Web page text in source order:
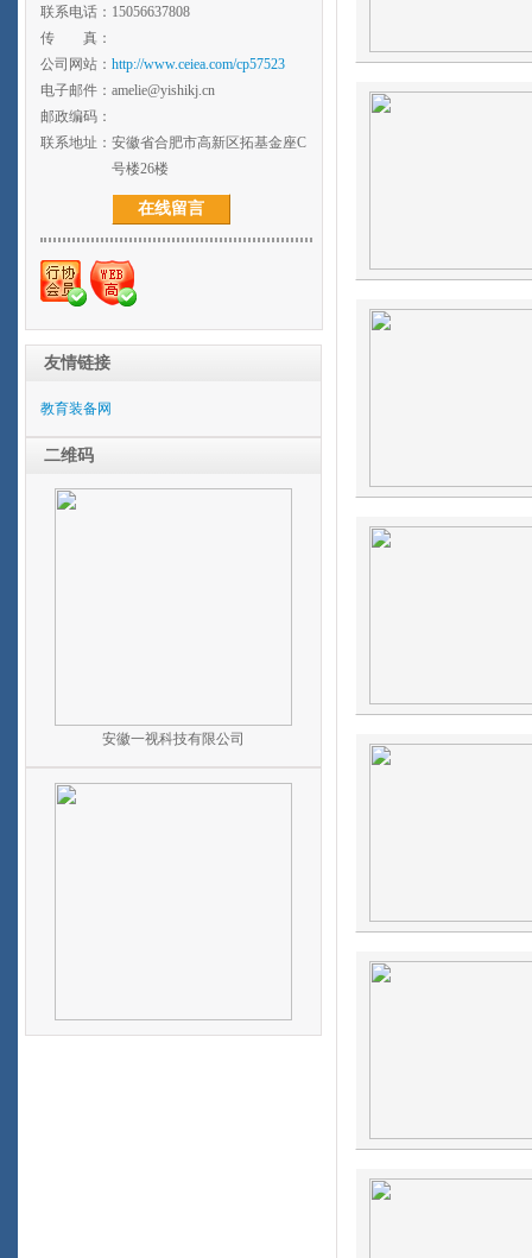
联系电话： 15056637808
传 真：
公司网站： http://www.ceiea.com/cp57523
电子邮件： amelie@yishikj.cn
邮政编码：
联系地址： 安徽省合肥市高新区拓基金座C
号楼26楼
在线留言
友情链接
教育装备网
二维码
安徽一视科技有限公司